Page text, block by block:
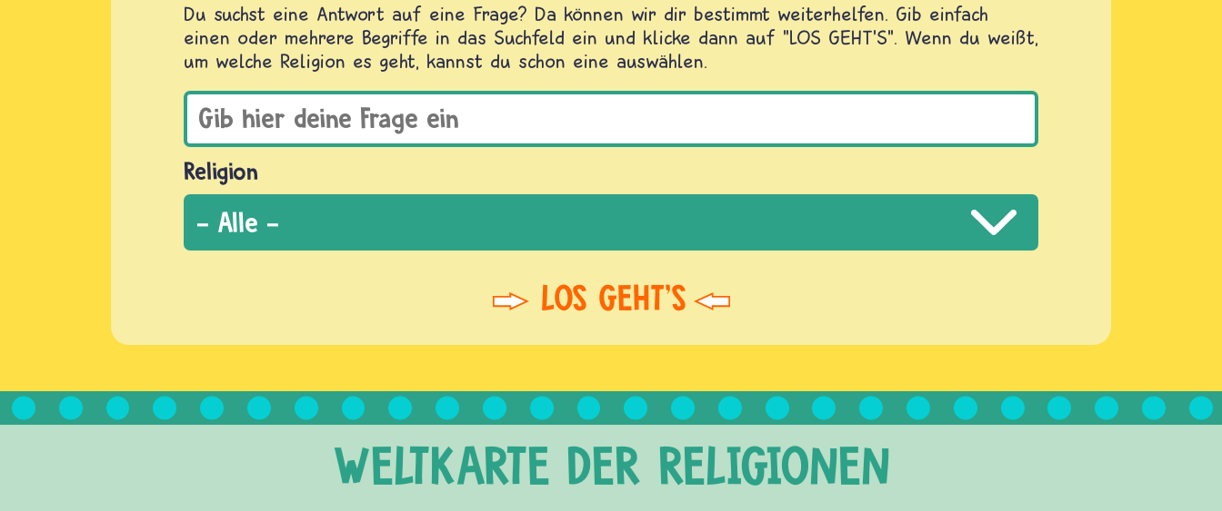
Du suchst eine Antwort auf eine Frage? Da können wir dir bestimmt weiterhelfen. Gib einfach
einen oder mehrere Begriffe in das Suchfeld ein und klicke dann auf "LOS GEHT'S". Wenn du weißt,
um welche Religion es geht, kannst du schon eine auswählen.
Religion